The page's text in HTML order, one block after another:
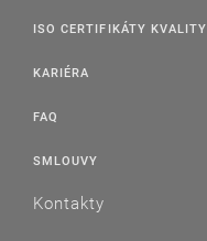
ISO CERTIFIKÁTY KVALITY
KARIÉRA
FAQ
SMLOUVY
Kontakty